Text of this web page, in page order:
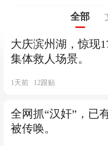
全部
大庆滨州湖，惊现
集体救人场景。
1天前 12跟贴
全网抓“汉奸”，已
被传唤。